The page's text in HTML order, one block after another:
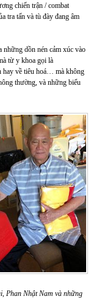
chiến trận / combat
tra tấn và tù đày đang âm
những dồn nén cảm xúc vào
từ y khoa gọi là
hay về tiêu hoá… mà không
thường, và những biểu
Phan Nhật Nam và những